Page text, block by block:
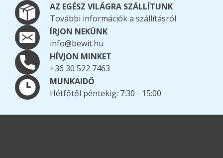
AZ EGÉSZ VILÁGRA SZÁLLÍTUNK
További információk a szállításról
ÍRJON NEKÜNK
info@bewit.hu
HÍVJON MINKET
+36 30 522 7463
MUNKAIDŐ
Hétfőtől péntekig: 7:30 - 15:00